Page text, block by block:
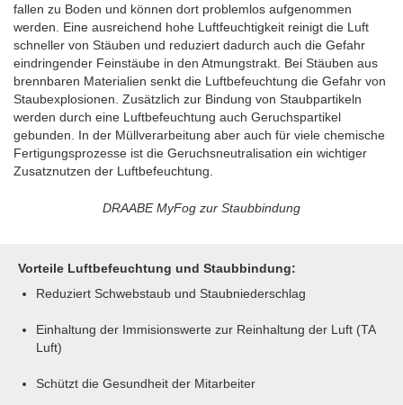
fallen zu Boden und können dort problemlos aufgenommen
werden. Eine ausreichend hohe Luftfeuchtigkeit reinigt die Luft
schneller von Stäuben und reduziert dadurch auch die Gefahr
eindringender Feinstäube in den Atmungstrakt. Bei Stäuben aus
brennbaren Materialien senkt die Luftbefeuchtung die Gefahr von
Staubexplosionen. Zusätzlich zur Bindung von Staubpartikeln
werden durch eine Luftbefeuchtung auch Geruchspartikel
gebunden. In der Müllverarbeitung aber auch für viele chemische
Fertigungsprozesse ist die Geruchsneutralisation ein wichtiger
Zusatznutzen der Luftbefeuchtung.
DRAABE MyFog zur Staubbindung
Vorteile Luftbefeuchtung und Staubbindung:
Reduziert Schwebstaub und Staubniederschlag
Einhaltung der Immisionswerte zur Reinhaltung der Luft (TA
Luft)
Schützt die Gesundheit der Mitarbeiter